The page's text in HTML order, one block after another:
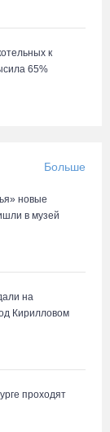
к
65%
Больше
новые
в музей
на
Кирилловом
проходят